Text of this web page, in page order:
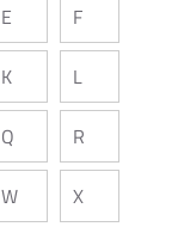
E F
K L
Q R
W X